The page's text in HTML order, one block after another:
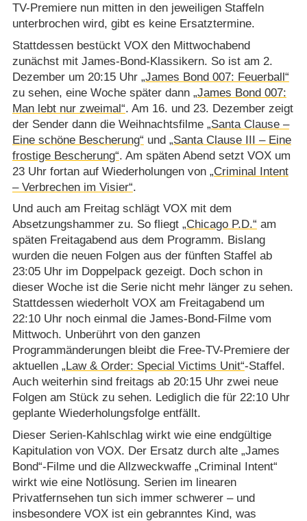
TV-Premiere nun mitten in den jeweiligen Staffeln
unterbrochen wird, gibt es keine Ersatztermine.
Stattdessen bestückt VOX den Mittwochabend
zunächst mit James-Bond-Klassikern. So ist am 2.
Dezember um 20:15 Uhr „James Bond 007: Feuerball“
zu sehen, eine Woche später dann „James Bond 007:
Man lebt nur zweimal“. Am 16. und 23. Dezember zeigt
der Sender dann die Weihnachtsfilme „Santa Clause –
Eine schöne Bescherung“ und „Santa Clause III – Eine
frostige Bescherung“. Am späten Abend setzt VOX um
23 Uhr fortan auf Wiederholungen von „Criminal Intent
– Verbrechen im Visier“.
Und auch am Freitag schlägt VOX mit dem
Absetzungshammer zu. So fliegt „Chicago P.D.“ am
späten Freitagabend aus dem Programm. Bislang
wurden die neuen Folgen aus der fünften Staffel ab
23:05 Uhr im Doppelpack gezeigt. Doch schon in
dieser Woche ist die Serie nicht mehr länger zu sehen.
Stattdessen wiederholt VOX am Freitagabend um
22:10 Uhr noch einmal die James-Bond-Filme vom
Mittwoch. Unberührt von den ganzen
Programmänderungen bleibt die Free-TV-Premiere der
aktuellen „Law & Order: Special Victims Unit“-Staffel.
Auch weiterhin sind freitags ab 20:15 Uhr zwei neue
Folgen am Stück zu sehen. Lediglich die für 22:10 Uhr
geplante Wiederholungsfolge entfällt.
Dieser Serien-Kahlschlag wirkt wie eine endgültige
Kapitulation von VOX. Der Ersatz durch alte „James
Bond“-Filme und die Allzweckwaffe „Criminal Intent“
wirkt wie eine Notlösung. Serien im linearen
Privatfernsehen tun sich immer schwerer – und
insbesondere VOX ist ein gebranntes Kind, was